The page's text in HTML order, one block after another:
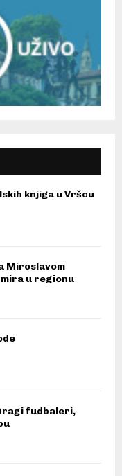
knjiga u Vršcu
Miroslavom
mira u regionu
fudbaleri,